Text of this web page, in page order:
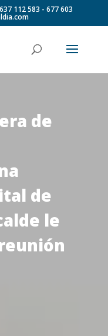
637 112 583 - 677 603
de
de
le